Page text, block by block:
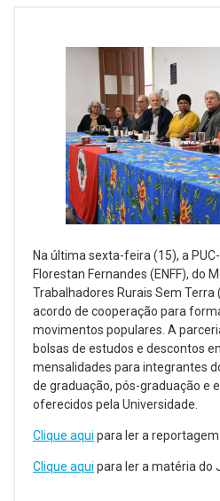
Na última sexta-feira (15), a
Florestan Fernandes (ENFF), do
Trabalhadores Rurais Sem Terra
acordo de cooperação para
movimentos populares. A
bolsas de estudos e descontos
mensalidades para integrantes
de graduação, pós-graduação e
oferecidos pela Universidade.
Clique aqui para ler a reportagem
Clique aqui para ler a matéria do